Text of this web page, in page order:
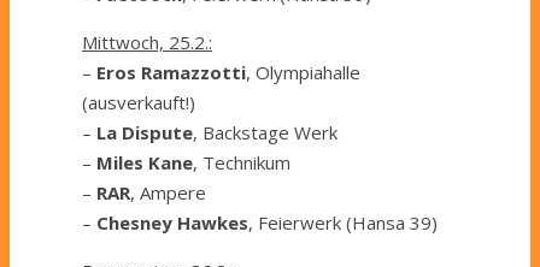
Mittwoch, 25.2.:
– Eros Ramazzotti, Olympiahalle
(ausverkauft!)
– La Dispute, Backstage Werk
– Miles Kane, Technikum
– RAR, Ampere
– Chesney Hawkes, Feierwerk (Hansa 39)